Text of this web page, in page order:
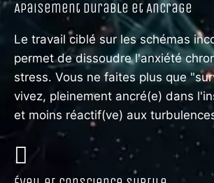
Apaisement Durable et Ancrage
Le travail ciblé sur les schémas
permet de dissoudre l'anxiété
stress. Vous ne faites plus que
vivez, pleinement ancré(e) dans
et moins réactif(ve) aux